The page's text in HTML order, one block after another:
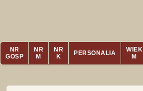
NR
GOSP
NR
M
NR
K
PERSONALIA
WIEK
M